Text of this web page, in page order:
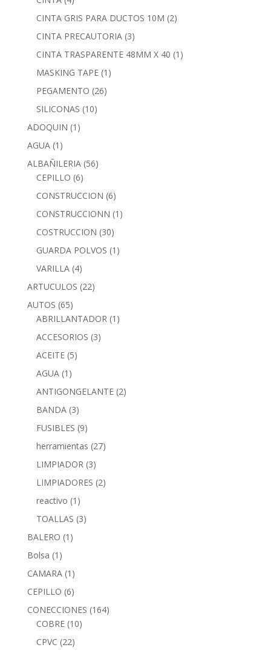
CINTA GRIS PARA DUCTOS 10M (2)
CINTA PRECAUTORIA (3)
CINTA TRASPARENTE 48MM X 40 (1)
MASKING TAPE (1)
PEGAMENTO (26)
SILICONAS (10)
ADOQUIN (1)
AGUA (1)
ALBAÑILERIA (56)
CEPILLO (6)
CONSTRUCCION (6)
CONSTRUCCIONN (1)
COSTRUCCION (30)
GUARDA POLVOS (1)
VARILLA (4)
ARTUCULOS (22)
AUTOS (65)
ABRILLANTADOR (1)
ACCESORIOS (3)
ACEITE (5)
AGUA (1)
ANTIGONGELANTE (2)
BANDA (3)
FUSIBLES (9)
herramientas (27)
LIMPIADOR (3)
LIMPIADORES (2)
reactivo (1)
TOALLAS (3)
BALERO (1)
Bolsa (1)
CAMARA (1)
CEPILLO (6)
CONECCIONES (164)
COBRE (10)
CPVC (22)